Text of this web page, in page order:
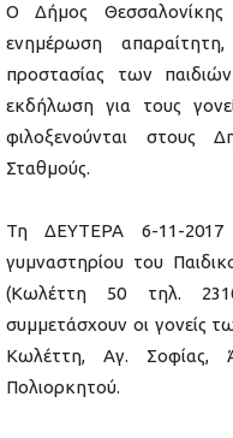
Ο Δήμος Θεσσαλονίκης
ενημέρωση
προστασίας των
εκδήλωση για τους
φιλοξενούνται στους
Σταθμούς.
Τη ΔΕΥΤΕΡΑ 6-11-
γυμναστηρίου του
(Κωλέττη 50 τηλ.
συμμετάσχουν οι γονείς
Κωλέττη, Αγ.
Πολιορκητού.